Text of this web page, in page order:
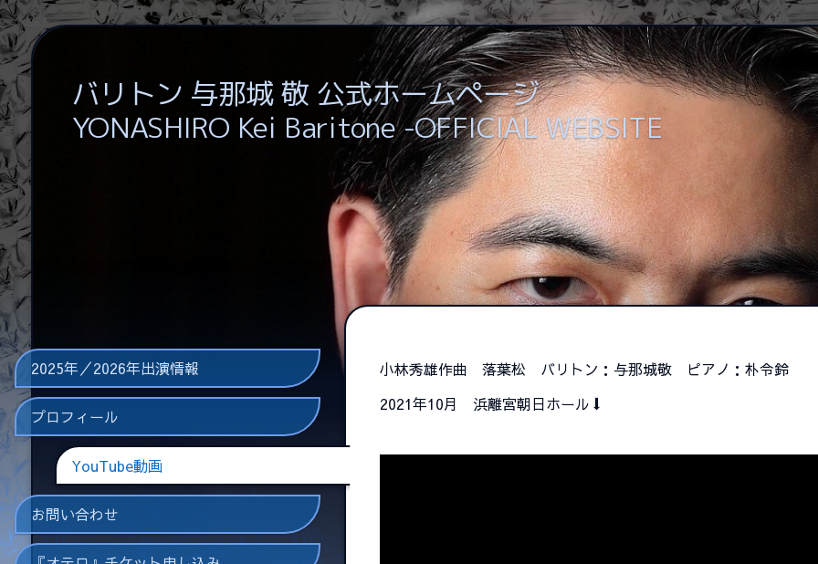
バリトン 与那城 敬 公式ホームページ
YONASHIRO Kei Baritone -OFFICIAL WEBSITE
2025年／2026年出演情報
プロフィール
YouTube動画
お問い合わせ
小林秀雄作曲 落葉松 バリトン：与那城敬 ピアノ：朴令鈴
2021年10月 浜離宮朝日ホール⬇️